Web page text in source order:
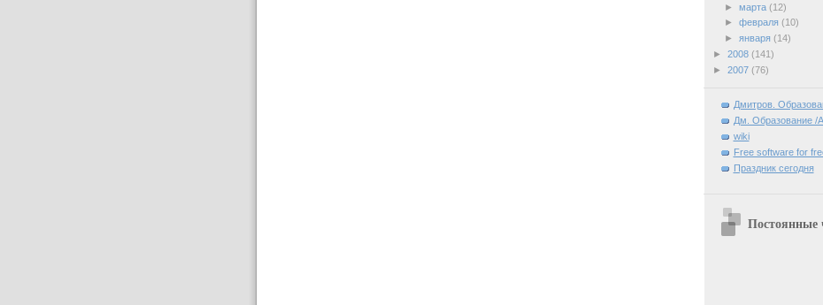
► марта (12)
► февраля (10)
► января (14)
► 2008 (141)
► 2007 (76)
Дмитров.
Дм. Образование /
wiki
Free software for
Праздник сегодня
Постоянные